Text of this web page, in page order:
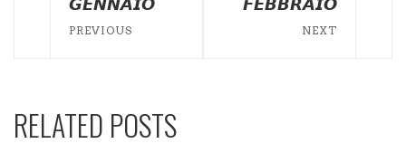
PREVIOUS NEXT
RELATED POSTS